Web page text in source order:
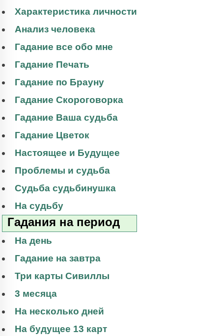
Характеристика личности
Анализ человека
Гадание все обо мне
Гадание Печать
Гадание по Брауну
Гадание Скороговорка
Гадание Ваша судьба
Гадание Цветок
Настоящее и Будущее
Проблемы и судьба
Судьба судьбинушка
На судьбу
Гадания на период
На день
Гадание на завтра
Три карты Сивиллы
3 месяца
На несколько дней
На будущее 13 карт